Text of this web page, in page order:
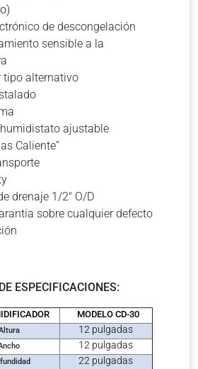
de descongelación
sensible a la
tipo alternativo
ajustable
Caliente”
drenaje 1/2″ O/D
sobre cualquier defecto
ESPECIFICACIONES:
MODELO CD-30
12 pulgadas
12 pulgadas
22 pulgadas